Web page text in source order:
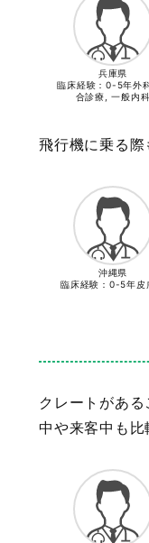
兵庫県
臨床経験： 0-5年外
合診療, 一般内科
飛行機に乗る際
沖縄県
臨床経験： 0-5年皮
クレートがあ
中や来客中も比